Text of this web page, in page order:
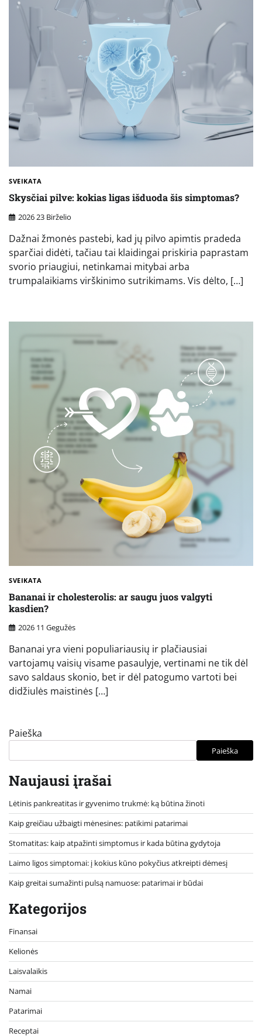
SVEIKATA
Skysčiai pilve: kokias ligas išduoda šis simptomas?
2026 23 Birželio
Dažnai žmonės pastebi, kad jų pilvo apimtis pradeda
sparčiai didėti, tačiau tai klaidingai priskiria paprastam
svorio priaugiui, netinkamai mitybai arba
trumpalaikiams virškinimo sutrikimams. Vis dėlto, […]
SVEIKATA
Bananai ir cholesterolis: ar saugu juos valgyti
kasdien?
2026 11 Gegužės
Bananai yra vieni populiariausių ir plačiausiai
vartojamų vaisių visame pasaulyje, vertinami ne tik dėl
savo saldaus skonio, bet ir dėl patogumo vartoti bei
didžiulės maistinės […]
Paieška
Paieška
Naujausi įrašai
Lėtinis pankreatitas ir gyvenimo trukmė: ką būtina žinoti
Kaip greičiau užbaigti mėnesines: patikimi patarimai
Stomatitas: kaip atpažinti simptomus ir kada būtina gydytoja
Laimo ligos simptomai: į kokius kūno pokyčius atkreipti dėmesį
Kaip greitai sumažinti pulsą namuose: patarimai ir būdai
Kategorijos
Finansai
Kelionės
Laisvalaikis
Namai
Patarimai
Receptai